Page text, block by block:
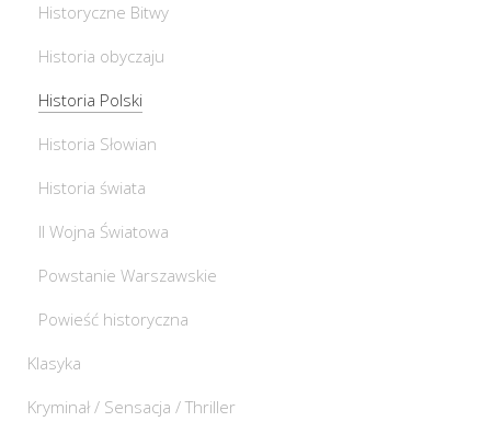
Historyczne Bitwy
Historia obyczaju
Historia Polski
Historia Słowian
Historia świata
II Wojna Światowa
Powstanie Warszawskie
Powieść historyczna
Klasyka
Kryminał / Sensacja / Thriller